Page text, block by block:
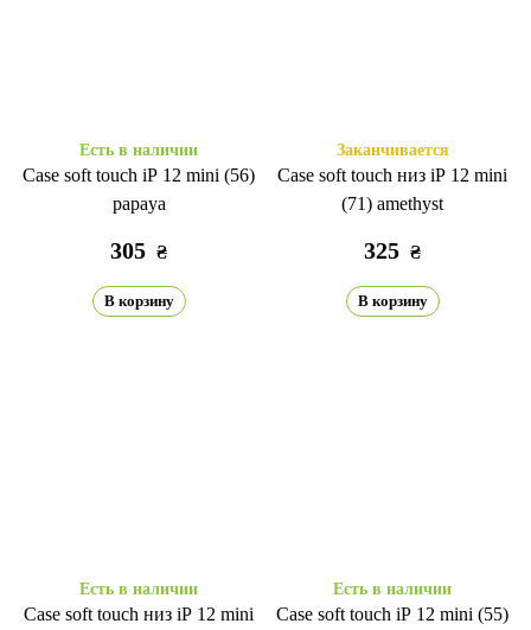
Есть в наличии
Case soft touch iP 12 mini (56)
papaya
305 ₴
В корзину
Заканчивается
Case soft touch низ iP 12 mini
(71) amethyst
325 ₴
В корзину
Есть в наличии
Case soft touch низ iP 12 mini
Есть в наличии
Case soft touch iP 12 mini (55)